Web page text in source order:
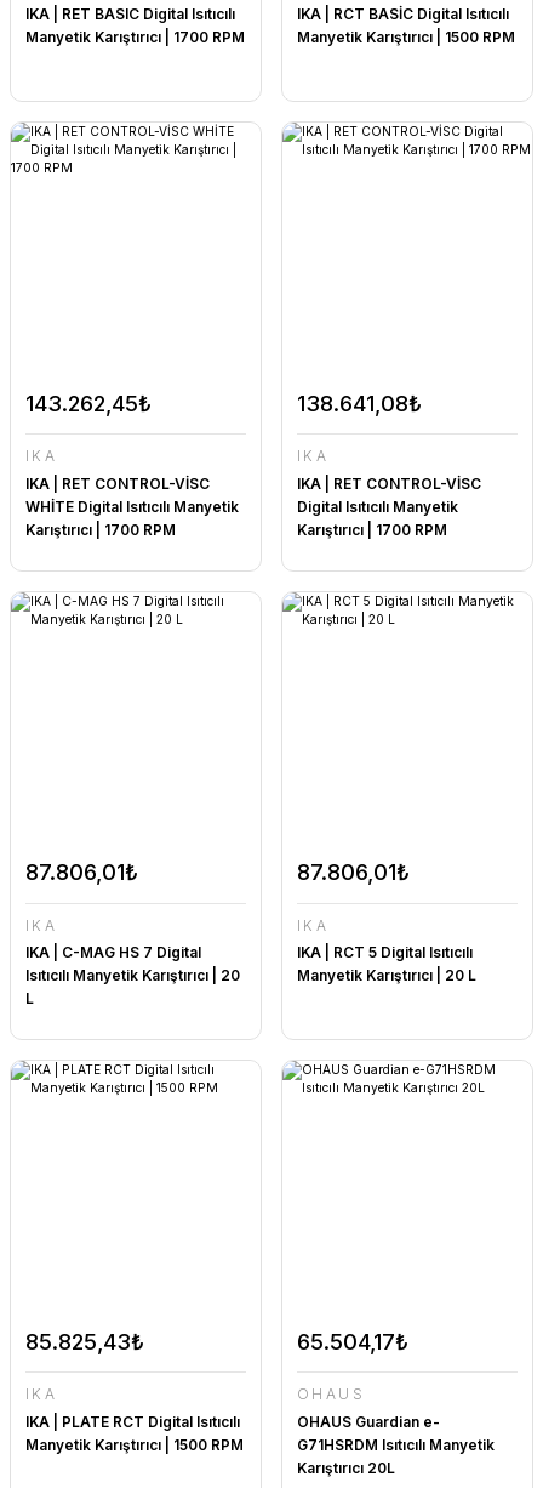
IKA | RET BASIC Digital Isıtıcılı
Manyetik Karıştırıcı | 1700 RPM
IKA | RCT BASİC Digital Isıtıcılı
Manyetik Karıştırıcı | 1500 RPM
143.262,45₺
IKA
IKA | RET CONTROL-VİSC
WHİTE Digital Isıtıcılı Manyetik
Karıştırıcı | 1700 RPM
138.641,08₺
IKA
IKA | RET CONTROL-VİSC
Digital Isıtıcılı Manyetik
Karıştırıcı | 1700 RPM
87.806,01₺
IKA
IKA | C-MAG HS 7 Digital
Isıtıcılı Manyetik Karıştırıcı | 20
L
87.806,01₺
IKA
IKA | RCT 5 Digital Isıtıcılı
Manyetik Karıştırıcı | 20 L
85.825,43₺
IKA
IKA | PLATE RCT Digital Isıtıcılı
Manyetik Karıştırıcı | 1500 RPM
65.504,17₺
OHAUS
OHAUS Guardian e-
G71HSRDM Isıtıcılı Manyetik
Karıştırıcı 20L